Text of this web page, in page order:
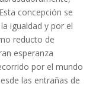
concepción se
igualdad y por el
reducto de
esperanza
por el mundo
las entrañas de